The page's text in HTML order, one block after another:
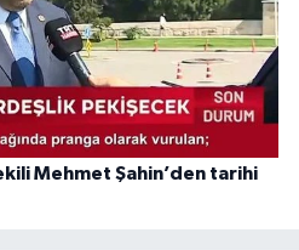
Mehmet Şahin’den tarihi